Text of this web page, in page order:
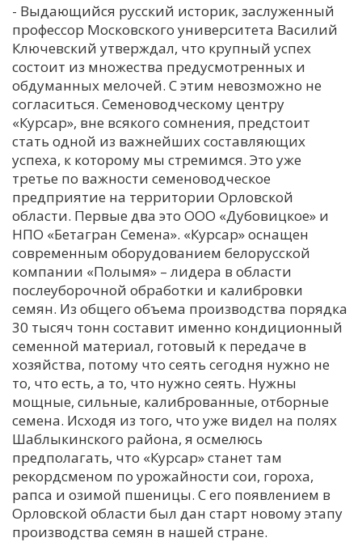
- Выдающийся русский историк, заслуженный
профессор Московского университета Василий
Ключевский утверждал, что крупный успех
состоит из множества предусмотренных и
обдуманных мелочей. С этим невозможно не
согласиться. Семеноводческому центру
«Курсар», вне всякого сомнения, предстоит
стать одной из важнейших составляющих
успеха, к которому мы стремимся. Это уже
третье по важности семеноводческое
предприятие на территории Орловской
области. Первые два это ООО «Дубовицкое» и
НПО «Бетагран Семена». «Курсар» оснащен
современным оборудованием белорусской
компании «Полымя» – лидера в области
послеуборочной обработки и калибровки
семян. Из общего объема производства порядка
30 тысяч тонн составит именно кондиционный
семенной материал, готовый к передаче в
хозяйства, потому что сеять сегодня нужно не
то, что есть, а то, что нужно сеять. Нужны
мощные, сильные, калиброванные, отборные
семена. Исходя из того, что уже видел на полях
Шаблыкинского района, я осмелюсь
предполагать, что «Курсар» станет там
рекордсменом по урожайности сои, гороха,
рапса и озимой пшеницы. С его появлением в
Орловской области был дан старт новому этапу
производства семян в нашей стране.